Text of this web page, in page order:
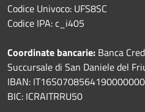
Codice Univoco: UFS8SC
Codice IPA: c_i405
Coordinate bancarie: Banca
Succursale di San Daniele del
IBAN:
BIC: ICRAITRRU50